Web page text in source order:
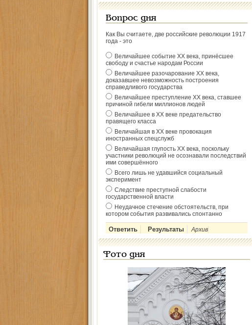
Вопрос дня
Как Вы считаете, две российские революции 1917
года - это
Величайшее событие ХХ века, принёсшее
свободу и счастье народам России
Величайшее разочарование ХХ века,
доказавшее невозможность построения
справедливого государства
Величайшее преступление ХХ века, ставшее
причиной гибели миллионов людей
Величайшее в ХХ веке предательство
правящего класса
Величайшая в ХХ веке провокация
иностранных спецслужб
Величайшая глупость ХХ века, поскольку
участники революций не осознавали последствий
ими совершённого
Всего лишь не удавшийся социальный
эксперимент
Следствие преступной слабости
государственной власти
Неудачное стечение обстоятельств, при
котором события развивались спонтанно
Архив
Фото дня